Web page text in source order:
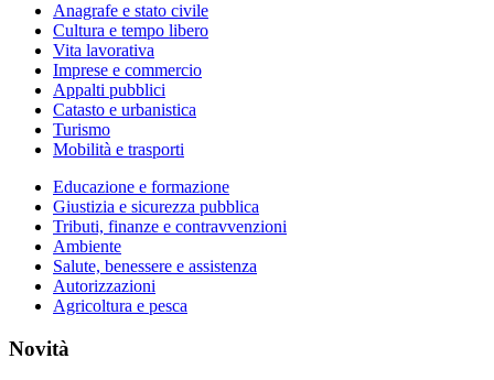
Anagrafe e stato civile
Cultura e tempo libero
Vita lavorativa
Imprese e commercio
Appalti pubblici
Catasto e urbanistica
Turismo
Mobilità e trasporti
Educazione e formazione
Giustizia e sicurezza pubblica
Tributi, finanze e contravvenzioni
Ambiente
Salute, benessere e assistenza
Autorizzazioni
Agricoltura e pesca
Novità